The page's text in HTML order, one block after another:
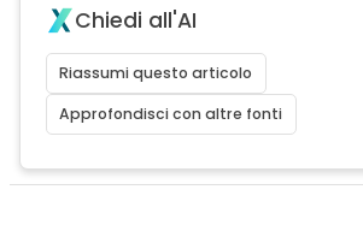
Chiedi all'AI
Riassumi questo articolo
Approfondisci con altre fonti